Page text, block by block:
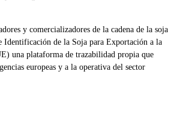
y comercializadores de la cadena de la soja
Identificación de la Soja para Exportación a la
una plataforma de trazabilidad propia que
europeas y a la operativa del sector